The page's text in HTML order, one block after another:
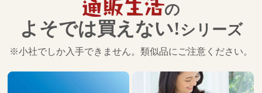
の
よそでは買えない!シリーズ
※小社でしか入手できません。類似品にご注意ください。